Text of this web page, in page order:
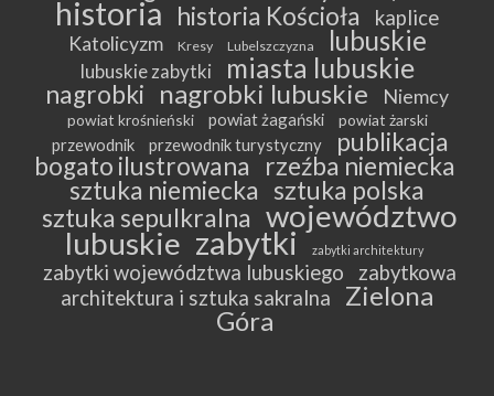
historia historia Kościoła kaplice
Katolicyzm Kresy Lubelszczyzna lubuskie
lubuskie zabytki miasta lubuskie
nagrobki nagrobki lubuskie Niemcy
powiat krośnieński powiat żagański powiat żarski
przewodnik przewodnik turystyczny
publikacja
bogato ilustrowana
rzeźba niemiecka
sztuka niemiecka sztuka polska
sztuka sepulkralna województwo
lubuskie zabytki zabytki architektury
zabytki województwa lubuskiego
zabytkowa
architektura i sztuka sakralna
Zielona
Góra